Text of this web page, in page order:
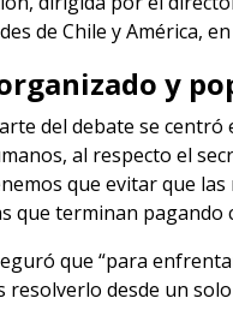
de Chile y América,
y
del debate se
al respecto el
que evitar que
que terminan pagando
que “para
resolverlo desde un solo